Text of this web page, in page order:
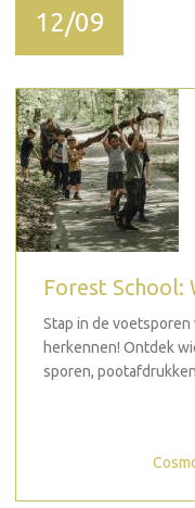
12/09
Forest School:
Stap in de
herkennen! Ontdek
sporen,